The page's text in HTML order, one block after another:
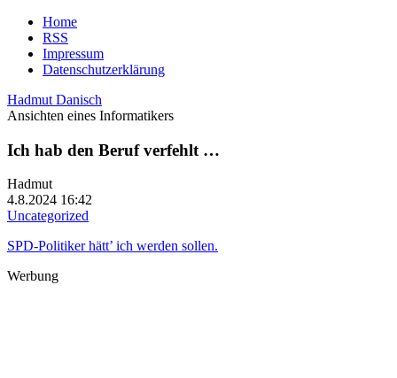
Home
RSS
Impressum
Datenschutzerklärung
Hadmut Danisch
Ansichten eines Informatikers
Ich hab den Beruf verfehlt …
Hadmut
4.8.2024 16:42
Uncategorized
SPD-Politiker hätt’ ich werden sollen.
Werbung